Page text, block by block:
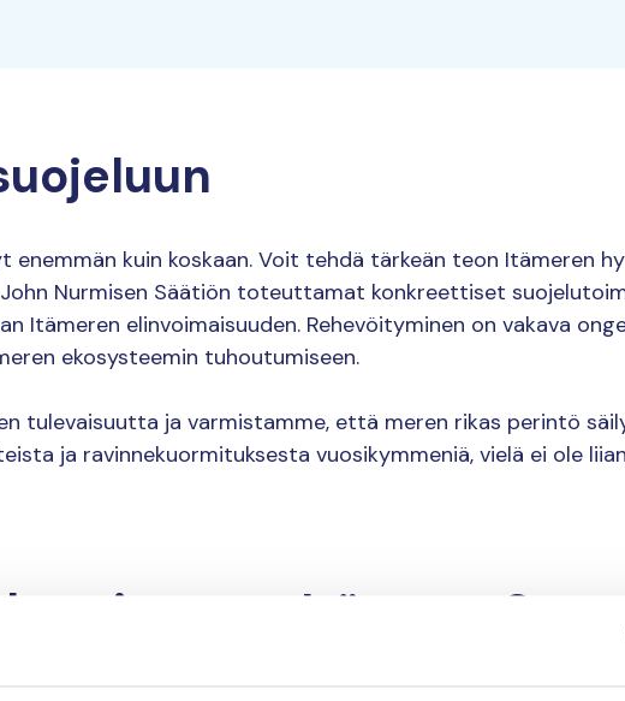
kuin koskaan. Voit tehdä tärkeän teon Itämeren
Nurmisen Säätiön toteuttamat konkreettiset
Itämeren elinvoimaisuuden. Rehevöityminen on vakava
ekosysteemin tuhoutumiseen.
tulevaisuutta ja varmistamme, että meren rikas perintö
ja ravinnekuormituksesta vuosikymmeniä, vielä ei ole
auttaa Itämerta?
mm. seuraavia tärkeitä hankkeita: